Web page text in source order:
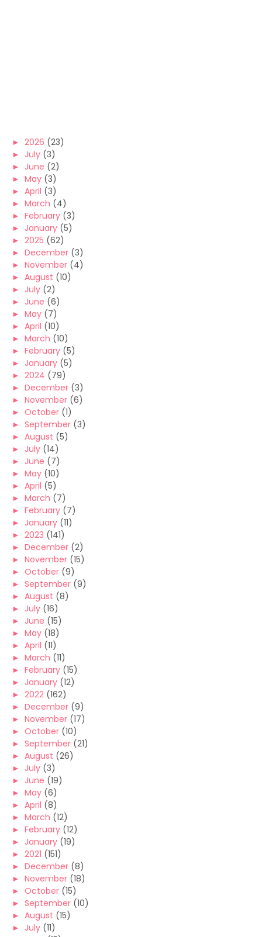
► 2026 (23)
► July (3)
► June (2)
► May (3)
► April (3)
► March (4)
► February (3)
► January (5)
► 2025 (62)
► December (3)
► November (4)
► August (10)
► July (2)
► June (6)
► May (7)
► April (10)
► March (10)
► February (5)
► January (5)
► 2024 (79)
► December (3)
► November (6)
► October (1)
► September (3)
► August (5)
► July (14)
► June (7)
► May (10)
► April (5)
► March (7)
► February (7)
► January (11)
► 2023 (141)
► December (2)
► November (15)
► October (9)
► September (9)
► August (8)
► July (16)
► June (15)
► May (18)
► April (11)
► March (11)
► February (15)
► January (12)
► 2022 (162)
► December (9)
► November (17)
► October (10)
► September (21)
► August (26)
► July (3)
► June (19)
► May (6)
► April (8)
► March (12)
► February (12)
► January (19)
► 2021 (151)
► December (8)
► November (18)
► October (15)
► September (10)
► August (15)
► July (11)